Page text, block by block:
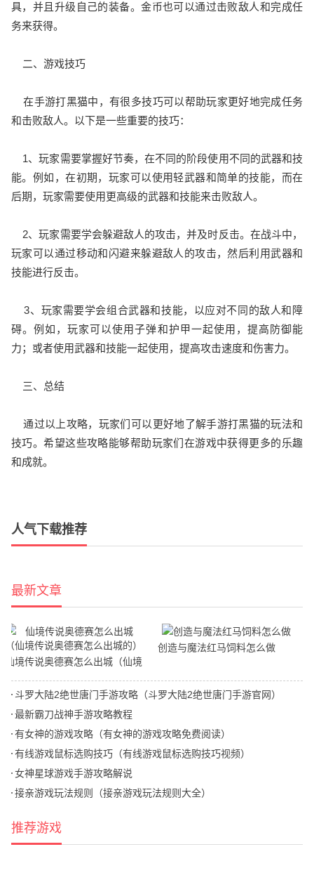
具，并且升级自己的装备。金币也可以通过击败敌人和完成任
务来获得。
二、游戏技巧
在手游打黑猫中，有很多技巧可以帮助玩家更好地完成任务
和击败敌人。以下是一些重要的技巧：
1、玩家需要掌握好节奏，在不同的阶段使用不同的武器和技
能。例如，在初期，玩家可以使用轻武器和简单的技能，而在
后期，玩家需要使用更高级的武器和技能来击败敌人。
2、玩家需要学会躲避敌人的攻击，并及时反击。在战斗中，
玩家可以通过移动和闪避来躲避敌人的攻击，然后利用武器和
技能进行反击。
3、玩家需要学会组合武器和技能，以应对不同的敌人和障
碍。例如，玩家可以使用子弹和护甲一起使用，提高防御能
力；或者使用武器和技能一起使用，提高攻击速度和伤害力。
三、总结
通过以上攻略，玩家们可以更好地了解手游打黑猫的玩法和
技巧。希望这些攻略能够帮助玩家们在游戏中获得更多的乐趣
和成就。
人气下载推荐
最新文章
仙境传说奥德赛怎么出城（仙境
传说奥德赛怎么出城的）
创造与魔法红马饲料怎么做
斗罗大陆2绝世唐门手游攻略（斗罗大陆2绝世唐门手游官网）
最新霸刀战神手游攻略教程
有女神的游戏攻略（有女神的游戏攻略免费阅读）
有线游戏鼠标选购技巧（有线游戏鼠标选购技巧视频）
女神星球游戏手游攻略解说
接亲游戏玩法规则（接亲游戏玩法规则大全）
推荐游戏